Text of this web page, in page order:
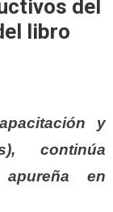
del
libro
y
continúa
en